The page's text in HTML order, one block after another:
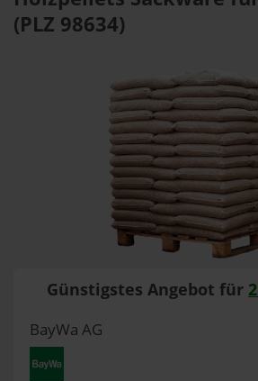
(PLZ 98634)
Günstigstes Angebot für
BayWa AG